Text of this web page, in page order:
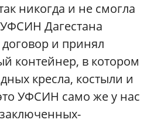
никогда и не смогла
Дагестана
и принял
контейнер, в котором
кресла, костыли и
УФСИН само же у нас